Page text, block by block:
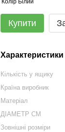
Купити
Характеристики
Кількість у ящику
Країна виробник
Матеріал
ДІАМЕТР СМ
Зовнішні розміри